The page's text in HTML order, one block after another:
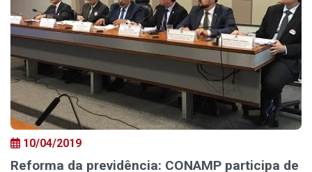
10/04/2019
Reforma da previdência: CONAMP participa de